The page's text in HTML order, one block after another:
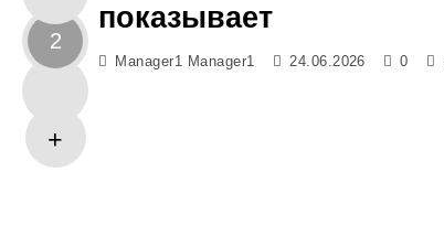
2
показывает
Manager1 Manager1 24.06.2026 0